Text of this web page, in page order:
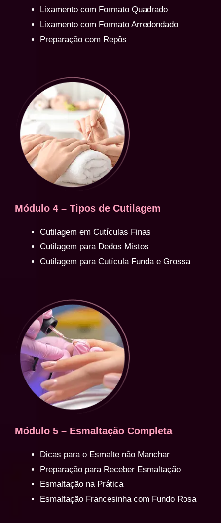
Lixamento com Formato Quadrado
Lixamento com Formato Arredondado
Preparação com Repôs
Módulo 4 – Tipos de Cutilagem
Cutilagem em Cutículas Finas
Cutilagem para Dedos Mistos
Cutilagem para Cutícula Funda e Grossa
Módulo 5 – Esmaltação Completa
Dicas para o Esmalte não Manchar
Preparação para Receber Esmaltação
Esmaltação na Prática
Esmaltação Francesinha com Fundo Rosa